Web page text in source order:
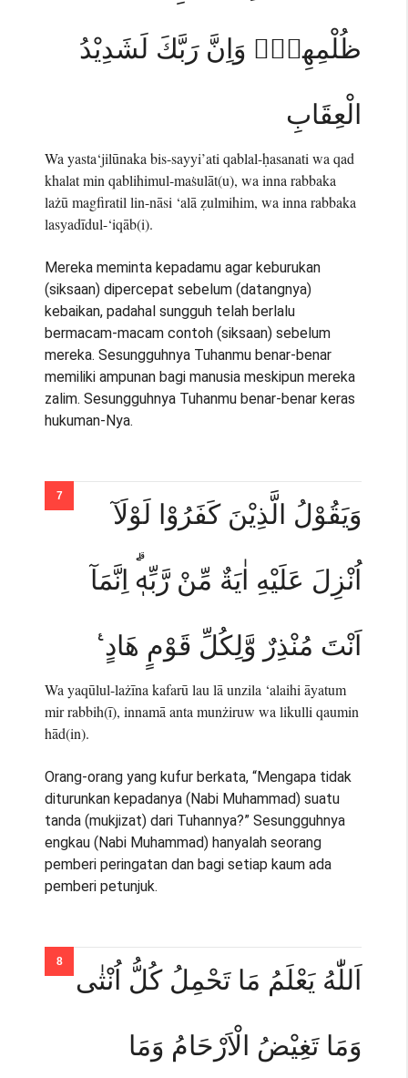
ظُلْمِهِمْۚ وَاِنَّ رَبَّكَ لَشَدِيْدُ
الْعِقَابِ
Wa yasta‘jilūnaka bis-sayyi’ati qablal-ḥasanati wa qad
khalat min qablihimul-maṡulāt(u), wa inna rabbaka
lażū magfiratil lin-nāsi ‘alā ẓulmihim, wa inna rabbaka
lasyadīdul-‘iqāb(i).
Mereka meminta kepadamu agar keburukan
(siksaan) dipercepat sebelum (datangnya)
kebaikan, padahal sungguh telah berlalu
bermacam-macam contoh (siksaan) sebelum
mereka. Sesungguhnya Tuhanmu benar-benar
memiliki ampunan bagi manusia meskipun mereka
zalim. Sesungguhnya Tuhanmu benar-benar keras
hukuman-Nya.
وَيَقُوْلُ الَّذِيْنَ كَفَرُوْا لَوْلَآ
اُنْزِلَ عَلَيْهِ اٰيَةٌ مِّنْ رَّبِّهٖۗ اِنَّمَآ
اَنْتَ مُنْذِرٌ وَّلِكُلِّ قَوْمٍ هَادٍ ࣖ
Wa yaqūlul-lażīna kafarū lau lā unzila ‘alaihi āyatum
mir rabbih(ī), innamā anta munżiruw wa likulli qaumin
hād(in).
Orang-orang yang kufur berkata, “Mengapa tidak
diturunkan kepadanya (Nabi Muhammad) suatu
tanda (mukjizat) dari Tuhannya?” Sesungguhnya
engkau (Nabi Muhammad) hanyalah seorang
pemberi peringatan dan bagi setiap kaum ada
pemberi petunjuk.
اَللّٰهُ يَعْلَمُ مَا تَحْمِلُ كُلُّ اُنْثٰى
وَمَا تَغِيْضُ الْاَرْحَامُ وَمَا